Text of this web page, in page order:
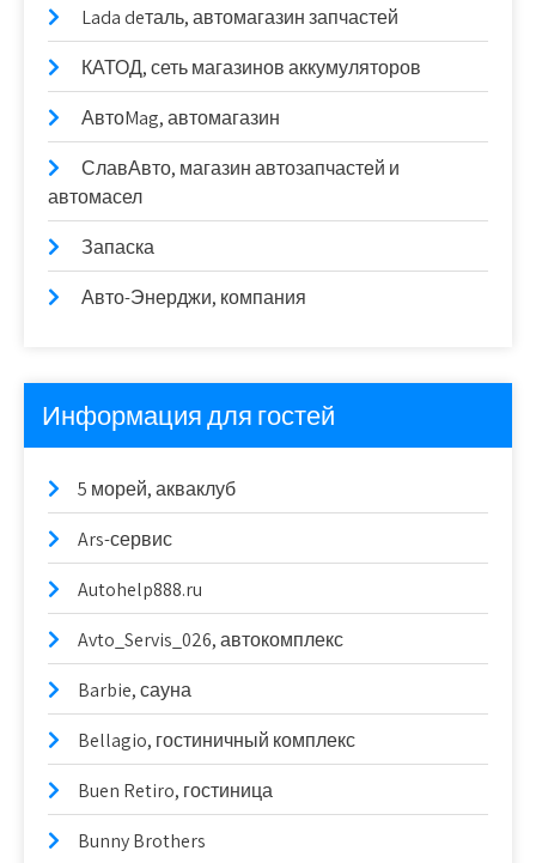
Lada deталь, автомагазин запчастей
КАТОД, сеть магазинов аккумуляторов
АвтоMag, автомагазин
СлавАвто, магазин автозапчастей и
автомасел
Запаска
Авто-Энерджи, компания
Информация для гостей
5 морей, акваклуб
Ars-сервис
Autohelp888.ru
Avto_Servis_026, автокомплекс
Barbie, сауна
Bellagio, гостиничный комплекс
Buen Retiro, гостиница
Bunny Brothers